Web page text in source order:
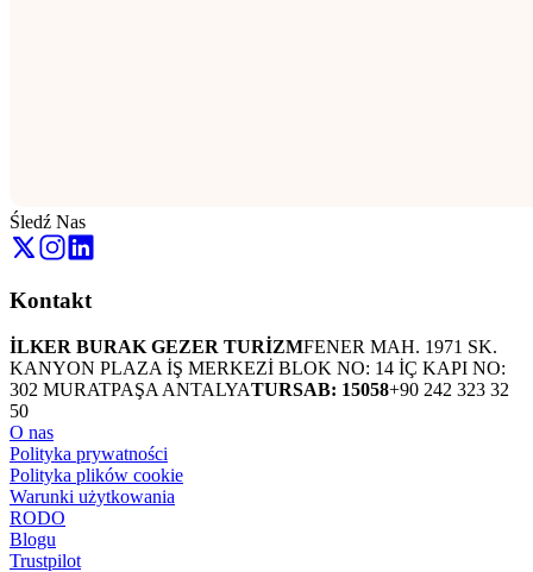
Śledź Nas
Kontakt
İLKER BURAK GEZER TURİZMFENER MAH. 1971 SK.
KANYON PLAZA İŞ MERKEZİ BLOK NO: 14 İÇ KAPI NO:
302 MURATPAŞA ANTALYATURSAB: 15058+90 242 323 32
50
O nas
Polityka prywatności
Polityka plików cookie
Warunki użytkowania
RODO
Blogu
Trustpilot